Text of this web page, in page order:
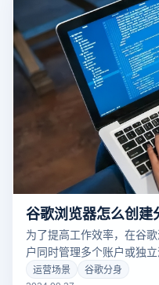
意间将这种影响与促销账
谷歌浏览器怎么创建
为了提高工作效率，在谷
户同时管理多个账户或独
单。首先，客户需要打开
运营场景
谷歌分身